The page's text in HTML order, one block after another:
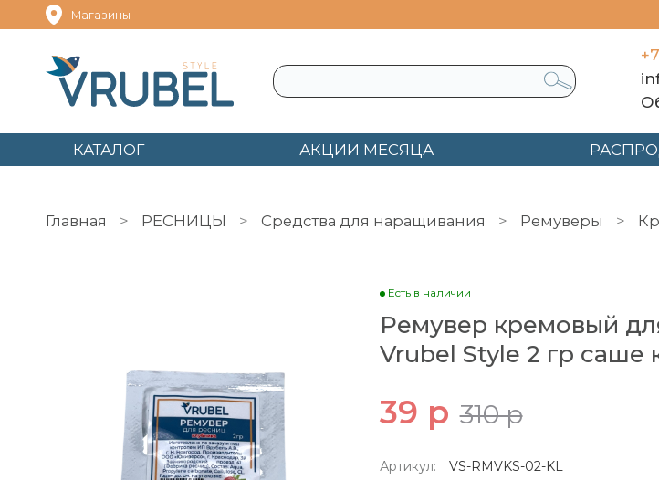
Магазины
КАТАЛОГ АКЦИИ МЕСЯЦА
Главная РЕСНИЦЫ Средства для наращивания Ремуверы
Есть в наличии
Ремувер кремовый
Vrubel Style 2 гр саше
39 р 310 р
Артикул: VS-RMVKS-02-KL